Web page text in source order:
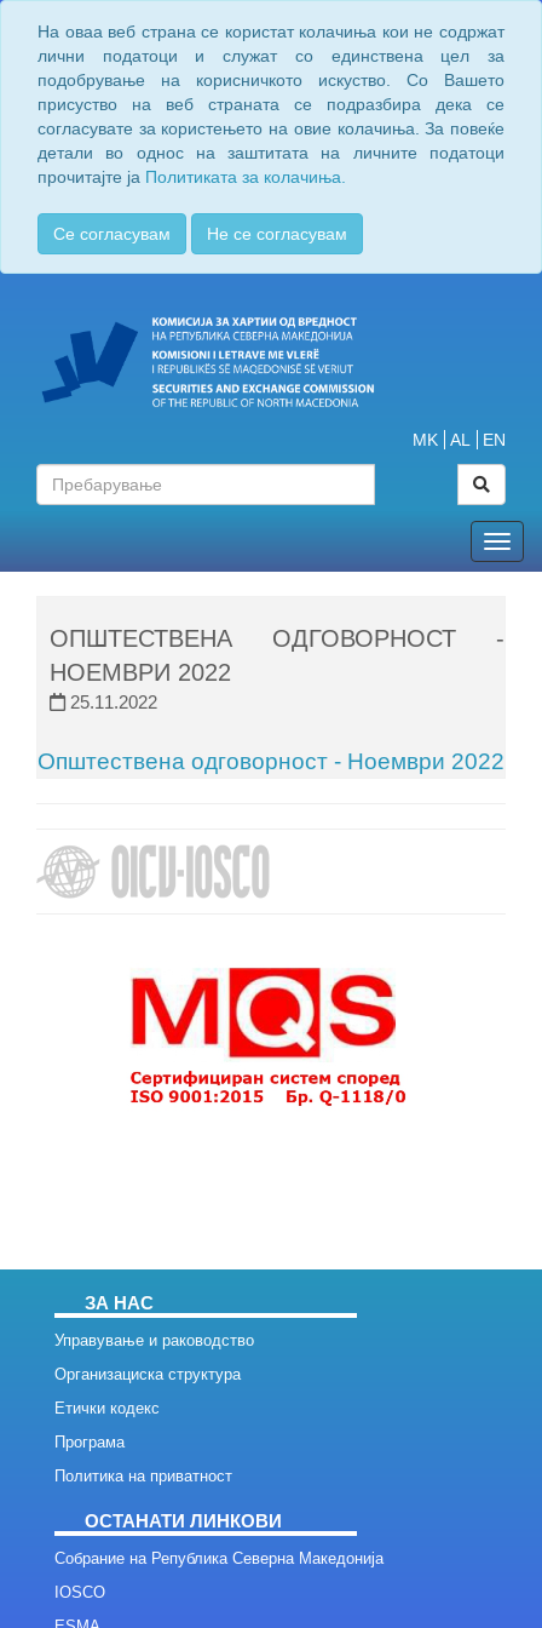
На оваа веб страна се користат колачиња кои не содржат
лични податоци и служат со единствена цел за
подобрување на корисничкото искуство. Со Вашето
присуство на веб страната се подразбира дека се
согласувате за користењето на овие колачиња. За повеќе
детали во однос на заштитата на личните податоци
прочитајте ја Политиката за колачиња.
Се согласувам Не се согласувам
MK AL EN
ОПШТЕСТВЕНА ОДГОВОРНОСТ -
НОЕМВРИ 2022
25.11.2022
Општествена одговорност - Ноември 2022
ЗА НАС
Управување и раководство
Организациска структура
Етички кодекс
Програма
Политика на приватност
ОСТАНАТИ ЛИНКОВИ
Собрание на Република Северна Македонија
IOSCO